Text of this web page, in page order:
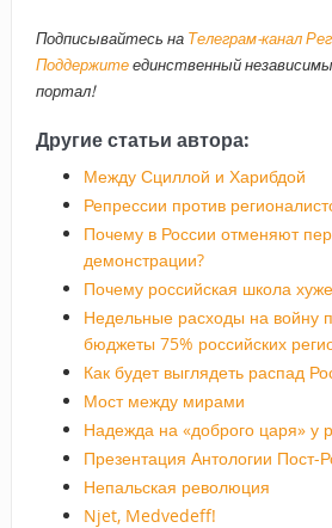
Подписывайтесь на Телеграм-канал
Поддержитеединственный
портал!
Другие статьи автора:
Между Сциллой и Харибдой
Репрессии против
Почему в России отменяют
демонстрации?
Почему российская школа
Недельные расходы на войну
бюджеты 75% российских
Как будет выглядеть распад
Мост между мирами
Надежда на «доброго царя» у
Презентация Антологии Пост-
Непальская революция
Njet, Medvedeff!